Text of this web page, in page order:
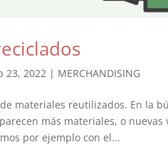
23, 2022 | MERCHANDISING
materiales reutilizados. En la
más materiales, o
por ejemplo con el...